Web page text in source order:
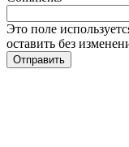
Это поле
оставить без